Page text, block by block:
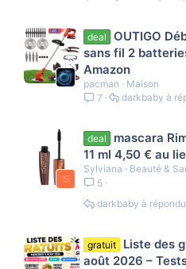
deal
OUTIGO
sans fil 2
Amazon
pacman
Maison
7
darkbaby
S
deal
mascara
11 ml 4,50 € au
Sylviana
Beauté &
5
darkbaby
gratuit
Liste des
août 2026 –